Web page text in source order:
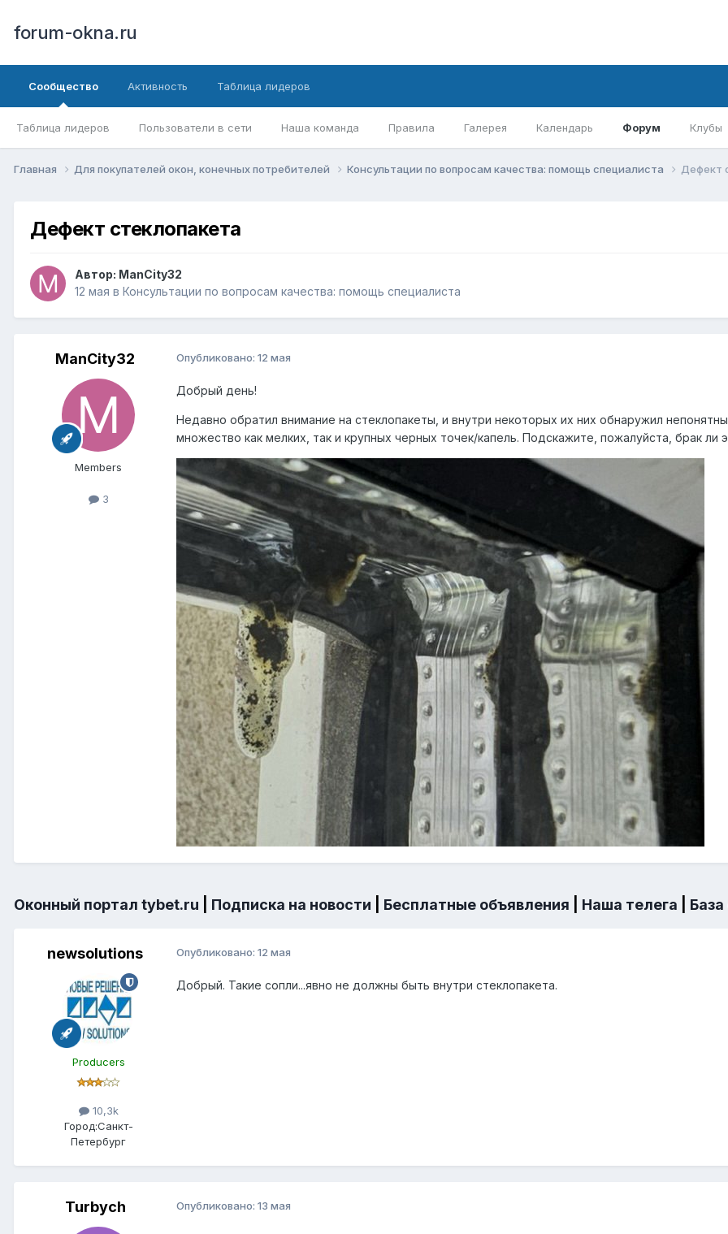
forum-okna.ru
Сообщество
Таблица лидеров Пользователи в сети Наша команда Правила Галерея Календарь Форум Клубы
Активность Таблица лидеров
Главная Для покупателей окон, конечных потребителей Консультации по вопросам качества: помощь специалиста Дефект
Дефект стеклопакета
Автор: ManCity32
12 мая в Консультации по вопросам качества: помощь специалиста
ManCity32
Members
3
Опубликовано: 12 мая
Добрый день!
Недавно обратил внимание на стеклопакеты, и внутри некоторых их них обнаружил
множество как мелких, так и крупных черных точек/капель. Подскажите, пожалуйста, брак ли
Оконный портал tybet.ru Подписка на новости Бесплатные объявления Наша телега
newsolutions
Producers
10,3k
Город:Санкт-
Петербург
Опубликовано: 12 мая
Добрый. Такие сопли...явно не должны быть внутри стеклопакета.
Turbych Опубликовано: 13 мая